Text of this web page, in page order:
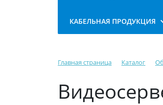
КАБЕЛЬНАЯ ПРОДУКЦИЯ
Главная страница Каталог